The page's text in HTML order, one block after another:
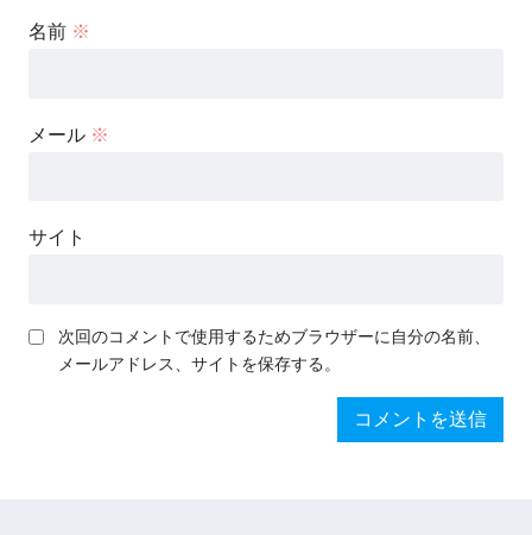
名前 ※
メール ※
サイト
次回のコメントで使用するためブラウザーに自分の名前、
メールアドレス、サイトを保存する。